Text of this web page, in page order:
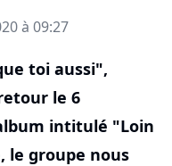
à 09:27
toi aussi",
le 6
intitulé "Loin
le groupe nous